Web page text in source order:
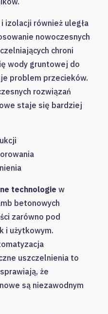
i izolacji również uległa
nowoczesnych
chroni
wody gruntowej do
problem przecieków.
rozwiązań
staje się bardziej
technologie w
betonowych
zarówno pod
i użytkowym.
uszczelnienia to
że
są niezawodnym